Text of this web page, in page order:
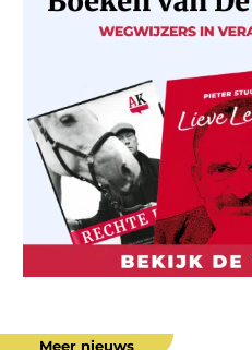
Meer nieuws